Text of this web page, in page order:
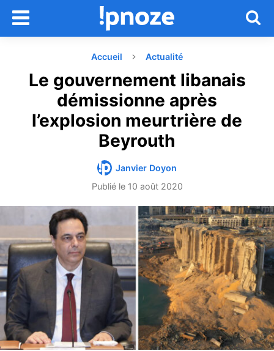
Accueil Actualité
Le gouvernement libanais
démissionne après
l’explosion meurtrière de
Beyrouth
Janvier Doyon
Publié le 10 août 2020